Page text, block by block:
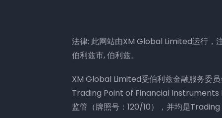
法律: 此网站由XM Global Limited运行
伯利兹市, 伯利兹。
XM Global Limited受伯利兹金融服务委
Trading Point of Financial Instruments
监管（牌照号：120/10），并均是